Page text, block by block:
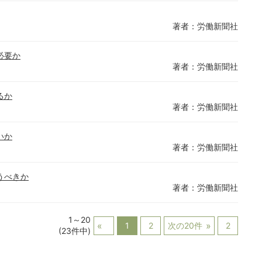
著者：労働新聞社
要か
著者：労働新聞社
か
著者：労働新聞社
か
著者：労働新聞社
べきか
著者：労働新聞社
1～20
(23件中)
1 2 次の20件 2